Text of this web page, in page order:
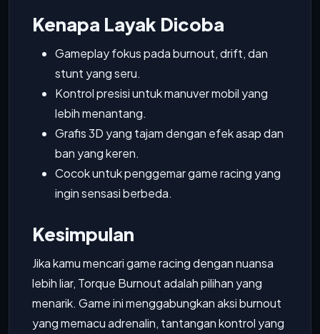
Kenapa Layak Dicoba
Gameplay fokus pada burnout, drift, dan
stunt yang seru.
Kontrol presisi untuk manuver mobil yang
lebih menantang.
Grafis 3D yang tajam dengan efek asap dan
ban yang keren.
Cocok untuk penggemar game racing yang
ingin sensasi berbeda.
Kesimpulan
Jika kamu mencari game racing dengan nuansa
lebih liar, Torque Burnout adalah pilihan yang
menarik. Game ini menggabungkan aksi burnout
yang memacu adrenalin, tantangan kontrol yang